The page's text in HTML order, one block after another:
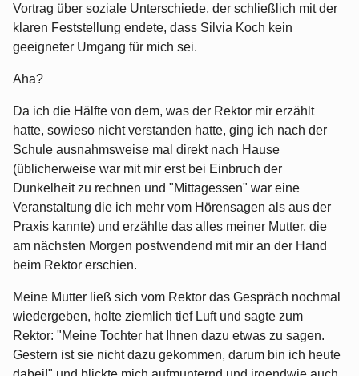
Vortrag über soziale Unterschiede, der schließlich mit der
klaren Feststellung endete, dass Silvia Koch kein
geeigneter Umgang für mich sei.
Aha?
Da ich die Hälfte von dem, was der Rektor mir erzählt
hatte, sowieso nicht verstanden hatte, ging ich nach der
Schule ausnahmsweise mal direkt nach Hause
(üblicherweise war mit mir erst bei Einbruch der
Dunkelheit zu rechnen und "Mittagessen" war eine
Veranstaltung die ich mehr vom Hörensagen als aus der
Praxis kannte) und erzählte das alles meiner Mutter, die
am nächsten Morgen postwendend mit mir an der Hand
beim Rektor erschien.
Meine Mutter ließ sich vom Rektor das Gespräch nochmal
wiedergeben, holte ziemlich tief Luft und sagte zum
Rektor: "Meine Tochter hat Ihnen dazu etwas zu sagen.
Gestern ist sie nicht dazu gekommen, darum bin ich heute